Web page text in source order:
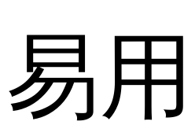
易用